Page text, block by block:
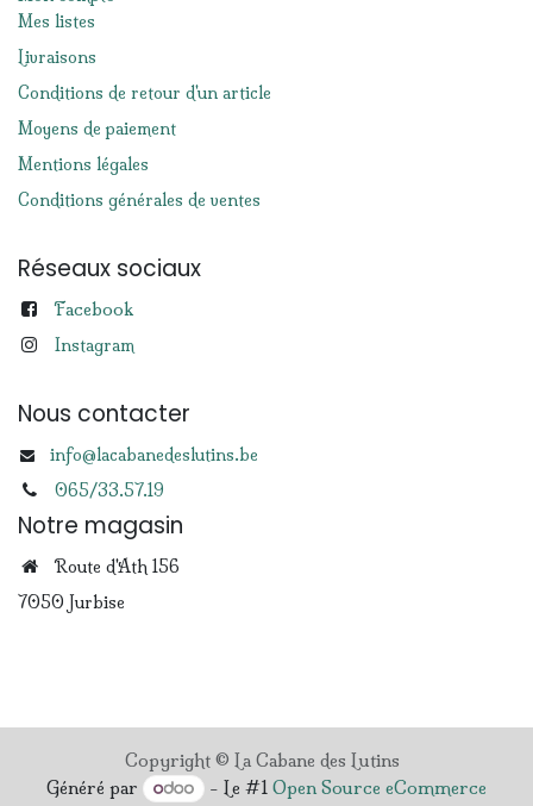
Mes listes
Livraisons
Conditions de retour d'un article
Moyens de paiement
Mentions légales
Conditions générales de ventes
Réseaux sociaux
Facebook
Instagram
Nous contacter
info@lacabanedeslutins.be
065/33.57.19
Notre magasin
Route d'Ath 156
7050 Jurbise
Copyright © La Cabane des Lutins
Généré par
- Le #1 Open Source eCommerce